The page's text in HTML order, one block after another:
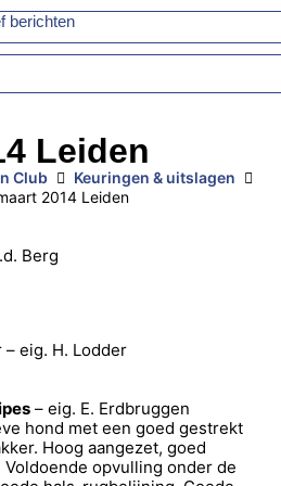
berichten
Leiden
Club
Keuringen & uitslagen
2014 Leiden
Berg
– eig. H. Lodder
– eig. E. Erdbruggen
hond met een goed gestrekt
Hoog aangezet, goed
opvulling onder de